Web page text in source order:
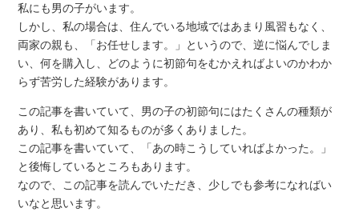
私にも男の子がいます。
しかし、私の場合は、住んでいる地域ではあまり風習もなく、
両家の親も、「お任せします。」というので、逆に悩んでしま
い、何を購入し、どのように初節句をむかえればよいのかわか
らず苦労した経験があります。
この記事を書いていて、男の子の初節句にはたくさんの種類が
あり、私も初めて知るものが多くありました。
この記事を書いていて、「あの時こうしていればよかった。」
と後悔しているところもあります。
なので、この記事を読んでいただき、少しでも参考になればい
いなと思います。